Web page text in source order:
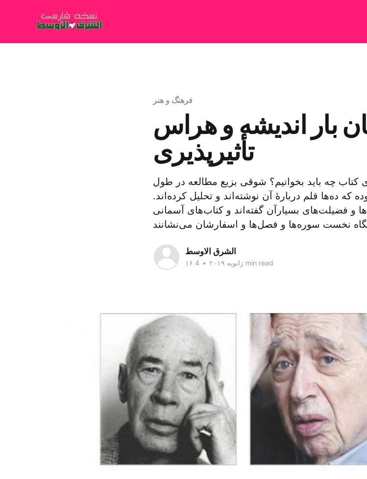
فرهنگ و هنر
بار اندیشه و هراس
تأثیرپذیری
کتاب چه باید بخوانیم؟ شوقی بزیع مطالعه در طول
که ده‌ها قلم دربارهٔ آن نوشته‌اند و تحلیل کرده‌اند.
و فضیلت‌های بسیارآن گفته‌اند و کتاب‌های آسمانی
نخست سوره‌ها و فصل‌ها و اسفارشان می‌نشانند
الشرق الاوسط
۱۶ ژانویه ۲۰۱۹ • 4 min read